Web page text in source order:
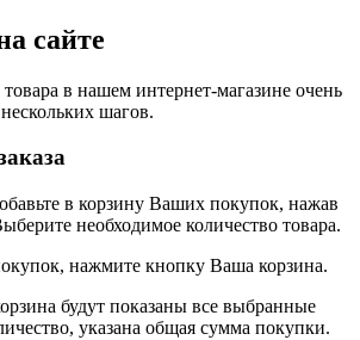
сайте
в нашем интернет-магазине очень
шагов.
в корзину Ваших покупок, нажав
необходимое количество товара.
нажмите кнопку Ваша корзина.
будут показаны все выбранные
указана общая сумма покупки.